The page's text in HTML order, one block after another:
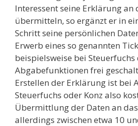
Interessent seine Erklärung an
übermitteln, so ergänzt er in
Schritt seine persönlichen
Erwerb eines so genannten
beispielsweise bei Steuerfuchs
Abgabefunktionen frei
Erstellen der Erklärung ist bei
Steuerfuchs oder Konz also
Übermittlung der Daten an
allerdings zwischen etwa 10